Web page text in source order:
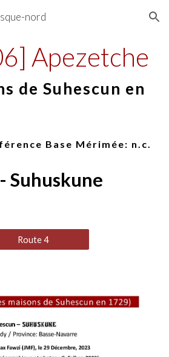
Skip to navigation
nord
Apezetche
de Suhescun en
Base Mérimée: n.c.
Suhuskune
Route 4